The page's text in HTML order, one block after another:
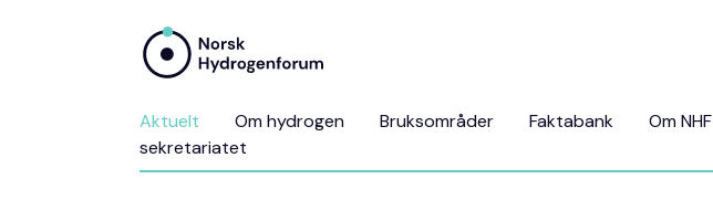
Aktuelt Om hydrogen Bruksområder Faktabank Om NHF
sekretariatet